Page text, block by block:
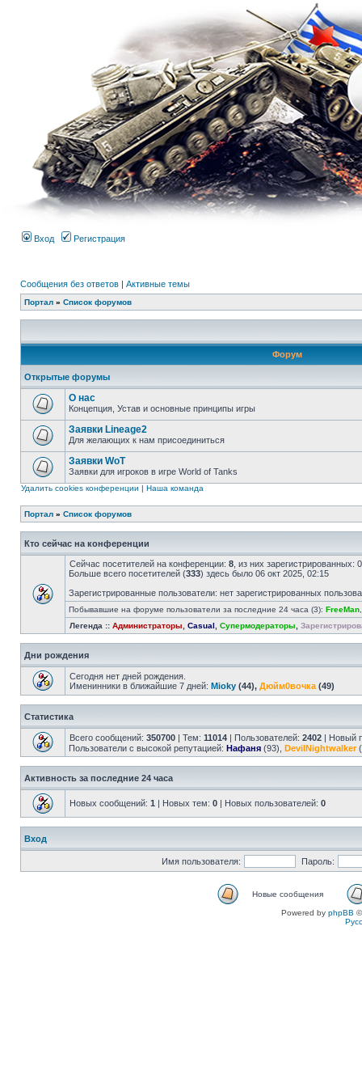
Вход Регистрация
Сообщения без ответов | Активные темы
Портал » Список форумов
Форум
Открытые форумы
О нас
Концепция, Устав и основные принципы игры
Заявки Lineage2
Для желающих к нам присоединиться
Заявки WoT
Заявки для игроков в игре World of Tanks
Удалить cookies конференции | Наша команда
Портал » Список форумов
Кто сейчас на конференции
Сейчас посетителей на конференции: 8 , из них
Больше всего посетителей (333) здесь было 06 окт 2025, 02:15
Зарегистрированные пользователи: нет зарегистрированных
Побывавшие на форуме пользователи за последние 24 часа (3): FreeMan
Легенда :: Администраторы Casual Супермодераторы
Дни рождения
Сегодня нет дней рождения.
Именинники в ближайшие 7 дней: Mioky (44), Дюйм0вочка (49)
Статистика
Всего сообщений: 350700 | Тем: 11014 | Пользователей: 2402 | Новый
Пользователи с высокой репутацией: Нафаня (93), DevilNightwalker
Активность за последние 24 часа
Новых сообщений: 1 | Новых тем: 0 | Новых пользователей: 0
Вход
Имя пользователя: Пароль:
Новые сообщения
Powered by phpBB